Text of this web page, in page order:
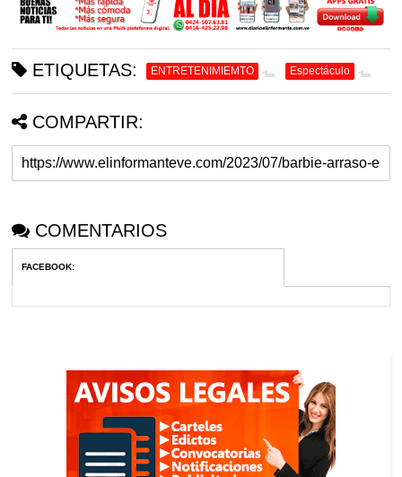
ETIQUETAS: ENTRETENIMIEMTO Espectáculo
COMPARTIR:
COMENTARIOS
FACEBOOK: